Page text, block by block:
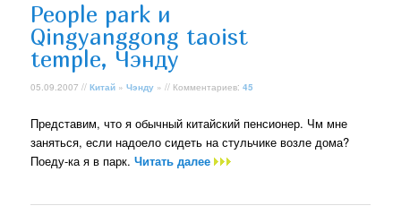
People park и
Qingyanggong taoist
temple, Чэнду
05.09.2007 //Китай »Чэнду » // Комментариев:45
Представим, что я обычный китайский пенсионер. Чм мне
заняться, если надоело сидеть на стульчике возле дома?
Поеду-ка я в парк.Читать далее